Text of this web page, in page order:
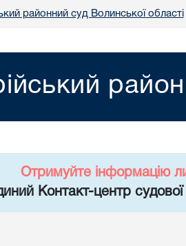
районний суд Волинської області
Отримуйте інформацію
Контакт-центр